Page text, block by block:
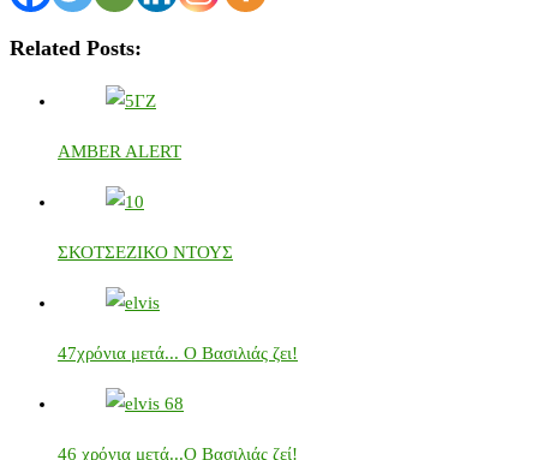
Related Posts:
AMBER ALERT
ΣΚΟΤΣΕΖΙΚΟ ΝΤΟΥΣ
47χρόνια μετά... Ο Βασιλιάς ζει!
46 χρόνια μετά...Ο Βασιλιάς ζεί!